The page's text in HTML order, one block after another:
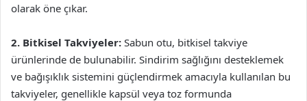
olarak öne çıkar.
2. Bitkisel Takviyeler: Sabun otu, bitkisel takviye
ürünlerinde de bulunabilir. Sindirim sağlığını desteklemek
ve bağışıklık sistemini güçlendirmek amacıyla kullanılan bu
takviyeler, genellikle kapsül veya toz formunda